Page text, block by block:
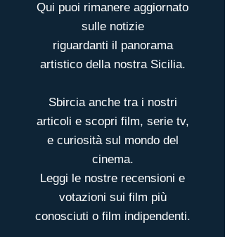
Qui puoi rimanere aggiornato
sulle notizie
riguardanti il panorama
artistico della nostra Sicilia.
Sbircia anche tra i nostri
articoli e scopri film, serie tv,
e curiosità sul mondo del
cinema.
Leggi le nostre recensioni e
votazioni sui film più
conosciuti o film indipendenti.